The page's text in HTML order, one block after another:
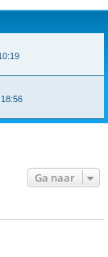
Ga naar